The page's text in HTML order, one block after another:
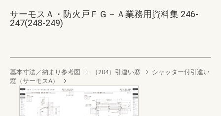
サーモスＡ・防火戸ＦＧ－Ａ業務用資料集 246-
247(248-249)
基本寸法／納まり参考図 （204）引違い窓
シャッター付引違い
窓（サーモスA）